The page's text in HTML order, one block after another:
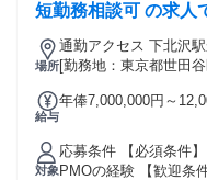
短勤務相談可 の求人
場所
通勤アクセス 下北沢
[勤務地：東京都世田
給与
年俸7,000,000円～
対象
応募条件 【必須条件
PMOの経験 【歓迎条件】 ■受託案件のプロジェクトマネジメ